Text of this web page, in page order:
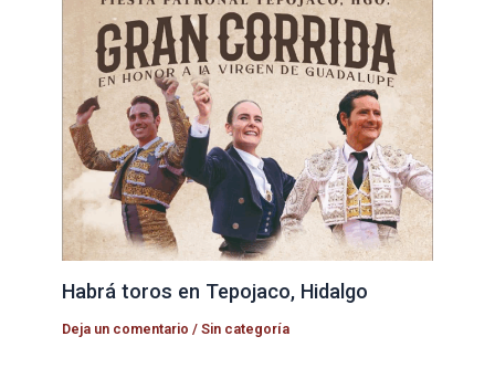
Habrá toros en Tepojaco, Hidalgo
Deja un comentario /Sin categoría